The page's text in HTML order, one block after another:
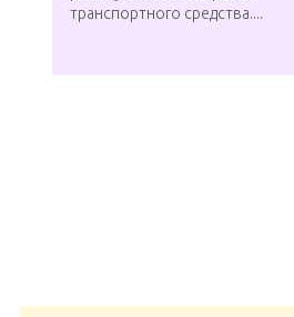
транспортного средства....